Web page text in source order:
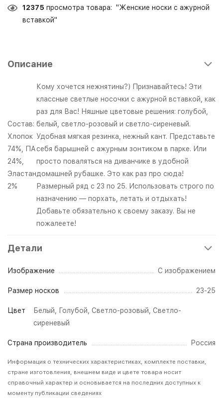
12375 просмотра товара: "Женские носки с ажурной
вставкой"
Описание
Состав:
Хлопок
74%, ПА
24%,
Эластан
2%
Кому хочется нежнятины?) Признавайтесь! Эти
классные светлые носочки с ажурной вставкой, как
раз для Вас! Няшные цветовые решения: голубой,
белый, светло-розовый и светло-сиреневый.
Удобная мягкая резинка, нежный кант. Представьте
себя барышней с ажурным зонтиком в парке. Или
просто поваляться на диванчике в удобной
домашней рубашке. Это как раз про сюда!
Размерный ряд с 23 по 25. Использовать строго по
назначению — порхать, летать и отдыхать!
Добавьте обязательно к своему заказу. Вы не
пожалеете!
Детали
Изображение С изображением
Размер носков 23-25
Цвет Белый Голубой Светло-розовый Светло-
сиреневый
Страна производитель Россия
Информация о технических характеристиках, комплекте поставки,
стране изготовления, внешнем виде и цвете товара носит
справочный характер и основывается на последних доступных к
моменту публикации сведениях